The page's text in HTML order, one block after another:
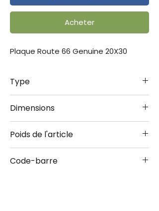
Acheter
Plaque Route 66 Genuine 20X30
Type
Dimensions
Poids de l'article
Code-barre